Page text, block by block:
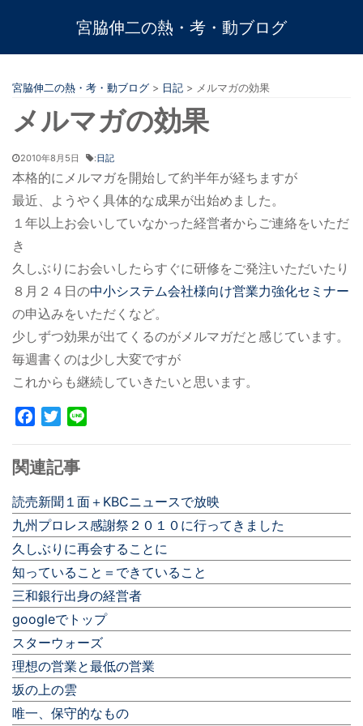
宮脇伸二の熱・考・動ブログ
宮脇伸二の熱・考・動ブログ > 日記 > メルマガの効果
メルマガの効果
2010年8月5日 :日記
本格的にメルマガを開始して約半年が経ちますが
最近、ようやく具体的な成果が出始めました。
１年以上お会いしていなかった経営者からご連絡をいただ
き
久しぶりにお会いしたらすぐに研修をご発注いただいたり
８月２４日の中小システム会社様向け営業力強化セミナー
の申込みをいただくなど。
少しずつ効果が出てくるのがメルマガだと感じています。
毎週書くのは少し大変ですが
これからも継続していきたいと思います。
Facebook
Twitter
関連記事
読売新聞１面＋KBCニュースで放映
九州プロレス感謝祭２０１０に行ってきました
久しぶりに再会することに
知っていること＝できていること
三和銀行出身の経営者
googleでトップ
スターウォーズ
理想の営業と最低の営業
坂の上の雲
唯一、保守的なもの